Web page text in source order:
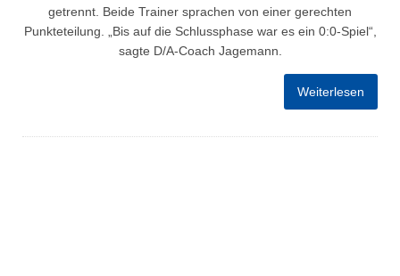
getrennt. Beide Trainer sprachen von einer gerechten
Punkteteilung. „Bis auf die Schlussphase war es ein 0:0-Spiel“,
sagte D/A-Coach Jagemann.
Weiterlesen